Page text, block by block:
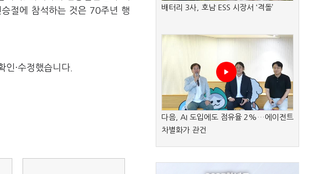
절에 참석하는 것은 70주년 행
·수정했습니다.
배터리 3사, 호남 ESS 시장서 ‘격돌’
다음, AI 도입에도 점유율 2%…에이전트
차별화가 관건